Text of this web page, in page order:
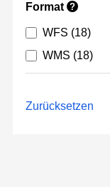
Format ?
WFS (18)
WMS (18)
Zurücksetzen